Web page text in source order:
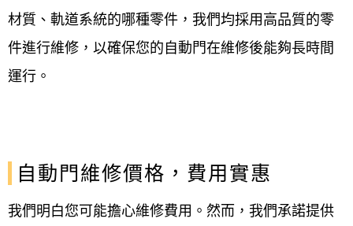
材質、軌道系統的哪種零件，我們均採用高品質的零
件進行維修，以確保您的自動門在維修後能夠長時間
運行。
自動門維修價格，費用實惠
我們明白您可能擔心維修費用。然而，我們承諾提供